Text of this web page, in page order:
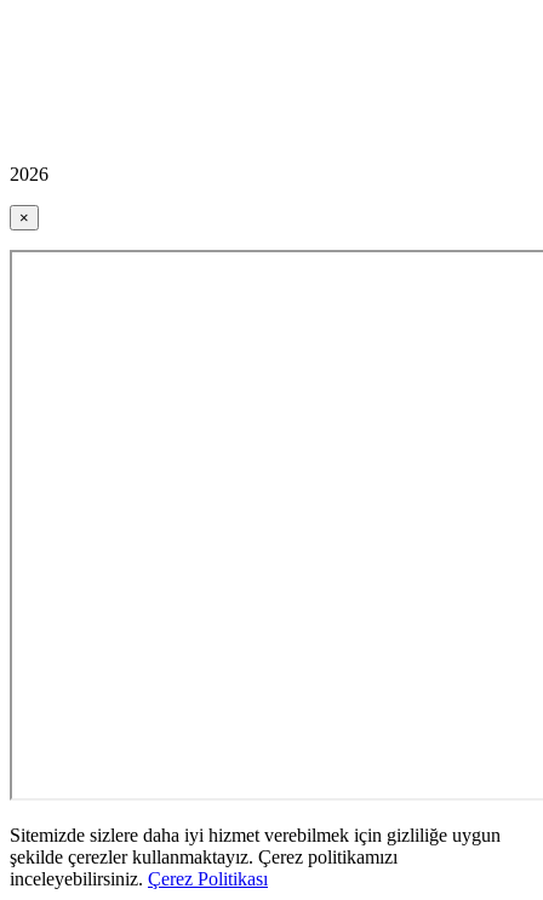
2026
×
Sitemizde sizlere daha iyi hizmet verebilmek için gizliliğe uygun
şekilde çerezler kullanmaktayız. Çerez politikamızı
inceleyebilirsiniz. Çerez Politikası